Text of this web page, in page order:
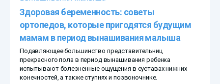
Здоровая беременность: советы
ортопедов, которые пригодятся будущим
мамам в период вынашивания малыша
Подавляющее большинство представительниц
прекрасного пола в период вынашивания ребенка
испытывают болезненные ощущения в суставах нижних
конечностей, а также ступнях и позвоночнике.